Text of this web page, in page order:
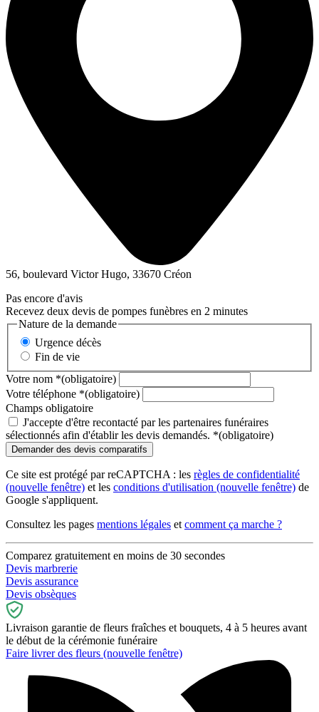
56, boulevard Victor Hugo, 33670 Créon
Pas encore d'avis
Recevez deux devis de pompes funèbres en 2 minutes
Nature de la demande
Urgence décès
Fin de vie
Votre nom *(obligatoire)
Votre téléphone *(obligatoire)
Champs obligatoire
J'accepte d'être recontacté par les partenaires funéraires
sélectionnés afin d'établir les devis demandés. *(obligatoire)
Ce site est protégé par reCAPTCHA : les règles de confidentialité
(nouvelle fenêtre) et les conditions d'utilisation (nouvelle fenêtre) de
Google s'appliquent.
Consultez les pages mentions légales et comment ça marche ?
Comparez gratuitement en moins de 30 secondes
Devis marbrerie
Devis assurance
Devis obsèques
Livraison garantie de fleurs fraîches et bouquets, 4 à 5 heures avant
le début de la cérémonie funéraire
Faire livrer des fleurs (nouvelle fenêtre)